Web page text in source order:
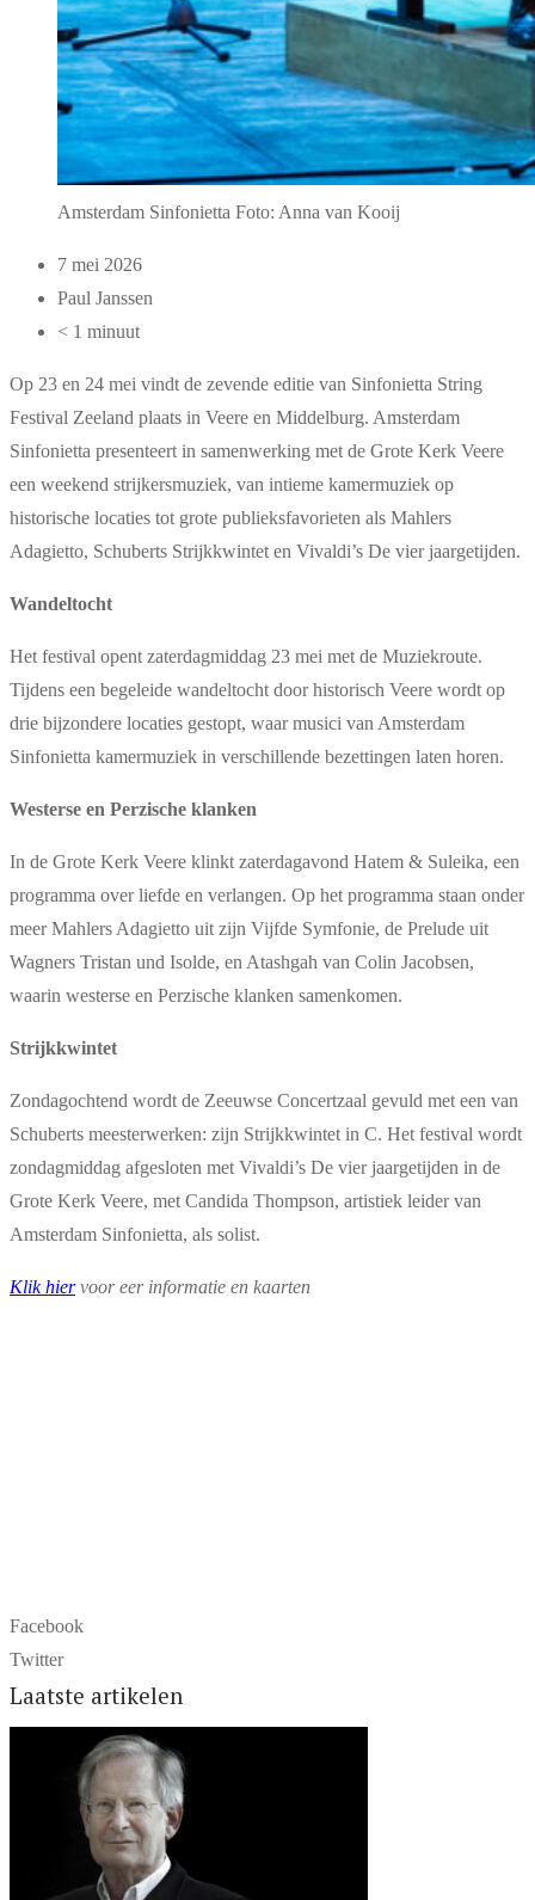
Amsterdam Sinfonietta Foto: Anna van Kooij
7 mei 2026
Paul Janssen
< 1 minuut
Op 23 en 24 mei vindt de zevende editie van Sinfonietta String
Festival Zeeland plaats in Veere en Middelburg. Amsterdam
Sinfonietta presenteert in samenwerking met de Grote Kerk Veere
een weekend strijkersmuziek, van intieme kamermuziek op
historische locaties tot grote publieksfavorieten als Mahlers
Adagietto, Schuberts Strijkkwintet en Vivaldi’s De vier jaargetijden.
Wandeltocht
Het festival opent zaterdagmiddag 23 mei met de Muziekroute.
Tijdens een begeleide wandeltocht door historisch Veere wordt op
drie bijzondere locaties gestopt, waar musici van Amsterdam
Sinfonietta kamermuziek in verschillende bezettingen laten horen.
Westerse en Perzische klanken
In de Grote Kerk Veere klinkt zaterdagavond Hatem & Suleika, een
programma over liefde en verlangen. Op het programma staan onder
meer Mahlers Adagietto uit zijn Vijfde Symfonie, de Prelude uit
Wagners Tristan und Isolde, en Atashgah van Colin Jacobsen,
waarin westerse en Perzische klanken samenkomen.
Strijkkwintet
Zondagochtend wordt de Zeeuwse Concertzaal gevuld met een van
Schuberts meesterwerken: zijn Strijkkwintet in C. Het festival wordt
zondagmiddag afgesloten met Vivaldi’s De vier jaargetijden in de
Grote Kerk Veere, met Candida Thompson, artistiek leider van
Amsterdam Sinfonietta, als solist.
Klik hiervoor eer informatie en kaarten
Facebook
Twitter
Laatste artikelen